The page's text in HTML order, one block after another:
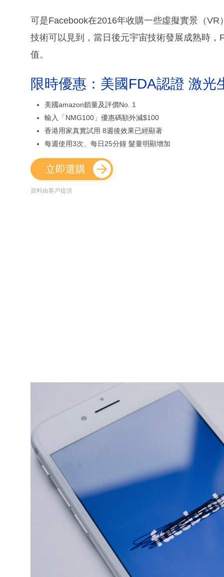
可是Facebook在2016年收購一些虛擬實景（
技術可以見到，當日後元宇宙技術發展成熟時
值。
限時優惠：美國FDA認證 激光
美國amazon鎖量及評價No. 1
輸入「NMG100」優惠碼額外減$100
香港用家真實試用 8週後效果已經顯著
每週使用3次、每日25分鐘 髮量明顯增加
立即選購
資料由客戶提供